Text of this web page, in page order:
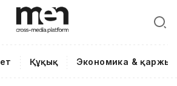
Құқық Экономика & қаржы